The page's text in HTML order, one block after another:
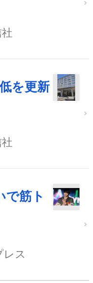
を更新
で筋ト
レス